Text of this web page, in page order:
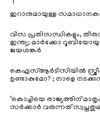
ഇറാനുമായുള്ള
വിസ പ്രതിസന്ധികളും,
ഇന്ത്യ; മാർക്കോ
ജയശങ്കർ
കെഎസ്ആർടിസിയിൽ
ഉണ്ടാകുമോ? ; നാളെ
‘കൊച്ചിയെ രാജ്യത്തിന്
സർക്കാർ വരുന്നത്